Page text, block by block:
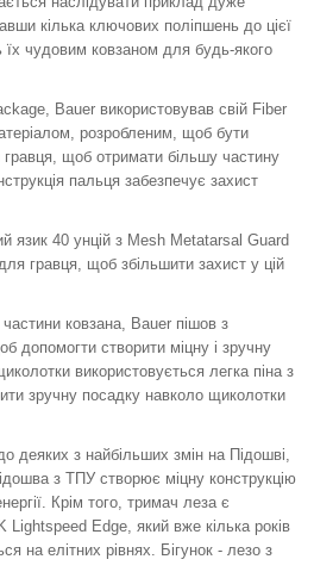
кілька ключових поліпшень до цієї
їх чудовим ковзаном для будь-якого
Bauer використовував свій Fiber
розробленим, щоб бути
гравця, щоб отримати більшу частину
пальця забезпечує захист
язик 40 унцій з Mesh Metatarsal Guard
гравця, щоб збільшити захист у цій
ковзана, Bauer пішов з
допомогти створити міцну і зручну
використовується легка піна з
зручну посадку навколо щиколотки
деяких з найбільших змін на Підошві,
з ТПУ створює міцну конструкцію
Крім того, тримач леза є
Edge, який вже кілька років
на елітних рівнях. Бігунок - лезо з